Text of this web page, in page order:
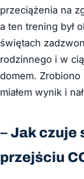
przeciążenia na
a ten trening był
świętach
rodzinnego i w
domem.
miałem wynik i
– Jak czuje
przejściu